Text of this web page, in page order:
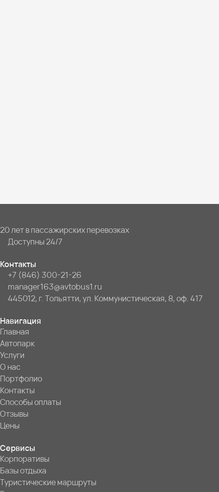
20 лет в пассажирских перевозках
Доступны 24/7
Контакты
+7 (846) 300-21-26
manager163@avtobus1.ru
445012, г. Тольятти, ул. Коммунистическая, 8, оф. 417
Навигация
Главная
Автопарк
Услуги
О нас
Портфолио
Контакты
Способы оплаты
Отзывы
Цены
Сервисы
Корпоративы
Базы отдыха
Туристические маршруты